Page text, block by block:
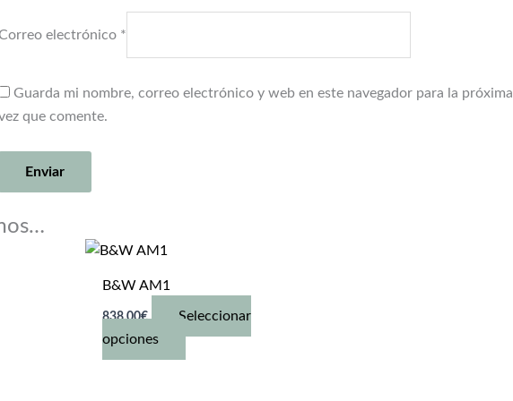
electrónico *
Guarda mi nombre, correo electrónico y web en este navegador para la próxima
que comente.
B&W AM1
838,00€
Seleccionar
opciones
Este
producto